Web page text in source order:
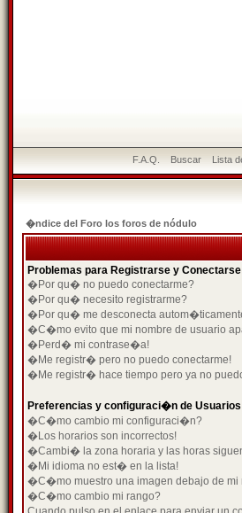
F.A.Q. Buscar Lista
�ndice del Foro los foros de nódulo
Problemas para Registrarse y Conectarse
�Por qu� no puedo conectarme?
�Por qu� necesito registrarme?
�Por qu� me desconecta
�C�mo evito que mi nombre de usuario
�Perd� mi contrase�a!
�Me registr� pero no puedo conectarme!
�Me registr� hace tiempo pero ya no
Preferencias y configuraci�n de Usuarios
�C�mo cambio mi configuraci�n?
�Los horarios son incorrectos!
�Cambi� la zona horaria y las horas
�Mi idioma no est� en la lista!
�C�mo muestro una imagen debajo de mi
�C�mo cambio mi rango?